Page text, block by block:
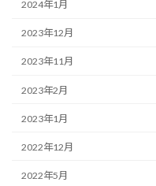
2024年1月
2023年12月
2023年11月
2023年2月
2023年1月
2022年12月
2022年5月